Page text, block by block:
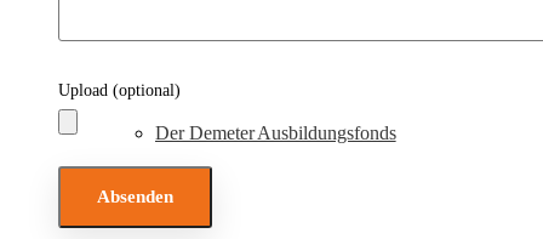
Der Demeter Ausbildungsfonds
Upload (optional)